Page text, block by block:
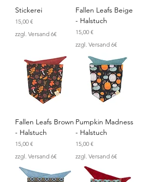
Stickerei
Preis
15,00 €
zzgl. Versand 6€
Fallen Leafs Beige
- Halstuch
Preis
15,00 €
zzgl. Versand 6€
Fallen Leafs Brown
- Halstuch
Preis
15,00 €
zzgl. Versand 6€
Pumpkin Madness
- Halstuch
Preis
15,00 €
zzgl. Versand 6€